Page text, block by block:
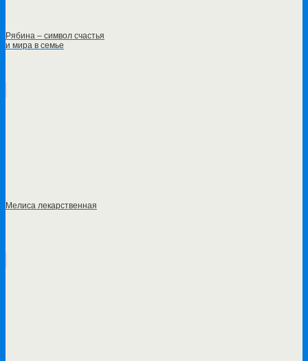
Рябина – символ счастья
и мира в семье
Мелиса лекарственная